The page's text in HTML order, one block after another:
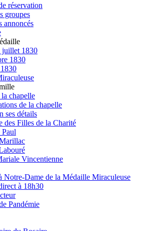
réservation
groupes
annoncés
1830
1830
chapelle
de la chapelle
ses détails
des Filles de la Charité
Vincentienne
Notre-Dame de la Médaille Miraculeuse
à 18h30
Pandémie